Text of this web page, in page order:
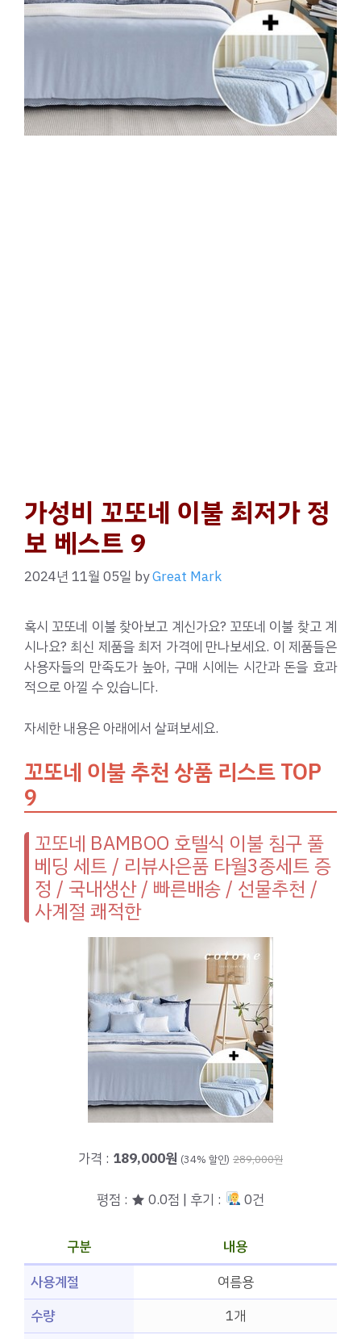
가성비 꼬또네 이불 최저가 정
보 베스트 9
2024년 11월 05일 byGreat Mark
혹시 꼬또네 이불 찾아보고 계신가요? 꼬또네 이불 찾고 계
시나요? 최신 제품을 최저 가격에 만나보세요. 이 제품들은
사용자들의 만족도가 높아, 구매 시에는 시간과 돈을 효과
적으로 아낄 수 있습니다.
자세한 내용은 아래에서 살펴보세요.
꼬또네 이불 추천 상품 리스트 TOP
9
꼬또네 BAMBOO 호텔식 이불 침구 풀
베딩 세트 / 리뷰사은품 타월3종세트 증
정 / 국내생산 / 빠른배송 / 선물추천 /
사계절 쾌적한
가격 : 189,000원 (34% 할인) 289,000원
평점 : ★ 0.0점 | 후기 : 0건
구분
내용
사용계절
여름용
수량
1개